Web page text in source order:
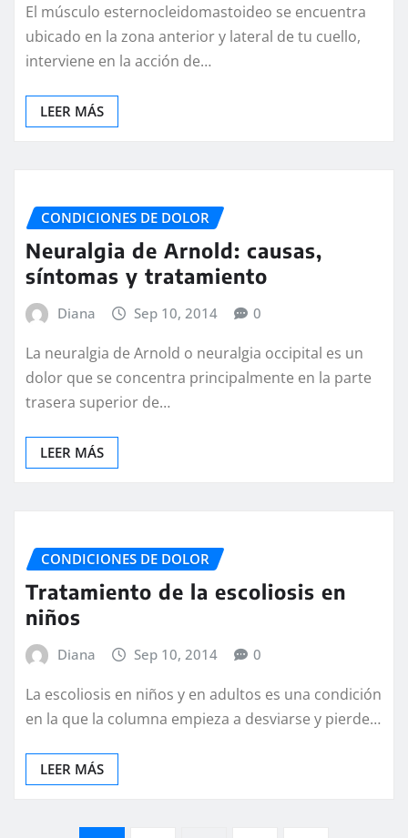
El músculo esternocleidomastoideo se encuentra
ubicado en la zona anterior y lateral de tu cuello,
interviene en la acción de…
LEER MÁS
CONDICIONES DE DOLOR
Neuralgia de Arnold: causas,
síntomas y tratamiento
Diana Sep 10, 2014 0
La neuralgia de Arnold o neuralgia occipital es un
dolor que se concentra principalmente en la parte
trasera superior de…
LEER MÁS
CONDICIONES DE DOLOR
Tratamiento de la escoliosis en
niños
Diana Sep 10, 2014 0
La escoliosis en niños y en adultos es una condición
en la que la columna empieza a desviarse y pierde…
LEER MÁS